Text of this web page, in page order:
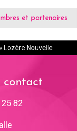
et partenaires
» Lozère Nouvelle
contact
82